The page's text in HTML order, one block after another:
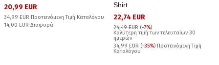
20,99 EUR
34,99 EUR Προτεινόμενη Τιμή Καταλόγου
14,00 EUR Διαφορά
Shirt
22,74 EUR
24,49 EUR (-7%)
Καλύτερη τιμή των τελευταίων 30
ημερών
34,99 EUR (-35%) Προτεινόμενη Τιμή
Καταλόγου